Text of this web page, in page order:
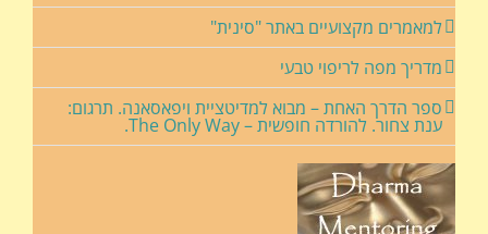
למאמרים מקצועיים באתר "סינית"
מדריך מפה לריפוי טבעי
ספר הדרך האחת – מבוא למדיטציית ויפאסאנה. תרגום:
ענת צחור. להורדה חופשית – The Only Way.